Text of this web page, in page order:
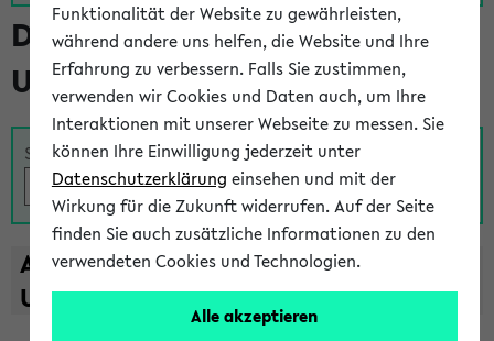
Das Lehrangebot der
Universität Bielefeld
Suche
A B C D E F G H I J K L M N O
U
V W X Y
Z
Funktionalität der Website zu gewährleisten,
während andere uns helfen, die Website und Ihre
Erfahrung zu verbessern. Falls Sie zustimmen,
verwenden wir Cookies und Daten auch, um Ihre
Interaktionen mit unserer Webseite zu messen. Sie
können Ihre Einwilligung jederzeit unter
Datenschutzerklärung einsehen und mit der
Wirkung für die Zukunft widerrufen. Auf der Seite
finden Sie auch zusätzliche Informationen zu den
verwendeten Cookies und Technologien.
Alle akzeptieren